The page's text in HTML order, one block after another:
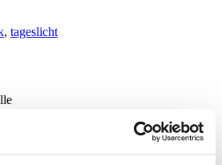
, tageslicht
durch Oberlichter
über Fußbodenheizung